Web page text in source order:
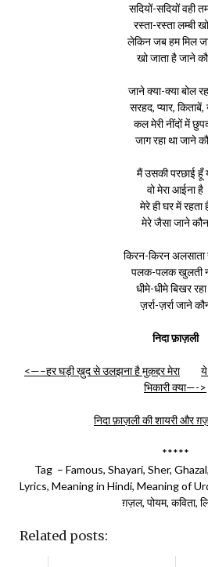
सदियों-सदियों वही
रस्ता-रस्ता लम्बी
लेकिन जब हम मिल
खो जाता है जाने
जाने क्या-क्या बोल
सरहद, प्यार,
कल मेरी नींदों में
जाग रहा था जाने
मैं उसकी परछाई हूँ
वो मेरा आईना है
मेरे ही घर में रहता
मेरे जैसा जाने कौन
किरन-किरन
पलक-पलक खुलती
धीमे-धीमे बिखर
ज़र्रा-ज़र्रा जाने
निदा फ़ाज़ली
<—–हर घड़ी ख़ुद से उलझना है मुक़द्दर मेरा
ये
भिकारी क्या—->
निदा फ़ाज़ली की शायरी और
*****
Tag – Famous, Shayari, Sher,
Lyrics, Meaning in Hindi, Meaning of
ग़ज़ल, पोयम, कविता,
Related posts: